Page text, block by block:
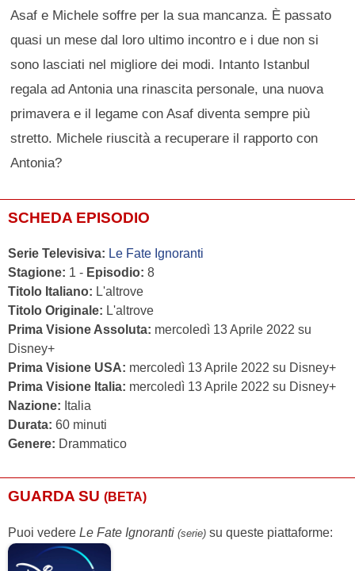
Asaf e Michele soffre per la sua mancanza. È passato
quasi un mese dal loro ultimo incontro e i due non si
sono lasciati nel migliore dei modi. Intanto Istanbul
regala ad Antonia una rinascita personale, una nuova
primavera e il legame con Asaf diventa sempre più
stretto. Michele riuscità a recuperare il rapporto con
Antonia?
SCHEDA EPISODIO
Serie Televisiva: Le Fate Ignoranti
Stagione: 1 - Episodio: 8
Titolo Italiano: L'altrove
Titolo Originale: L'altrove
Prima Visione Assoluta: mercoledì 13 Aprile 2022 su
Disney+
Prima Visione USA: mercoledì 13 Aprile 2022 su Disney+
Prima Visione Italia: mercoledì 13 Aprile 2022 su Disney+
Nazione: Italia
Durata: 60 minuti
Genere: Drammatico
GUARDA SU (BETA)
Puoi vedere Le Fate Ignoranti (serie) su queste piattaforme: